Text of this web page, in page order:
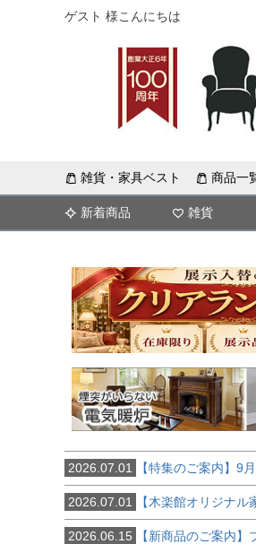
ゲスト 様こんにちは
雑貨・家具ベスト 商品一
新着商品 雑貨
2026.07.01 【特集のご案内】9
2026.07.01 【木楽館オリジナ
2026.06.15 【新商品のご案内